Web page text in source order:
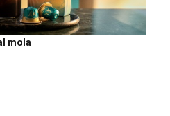
mola